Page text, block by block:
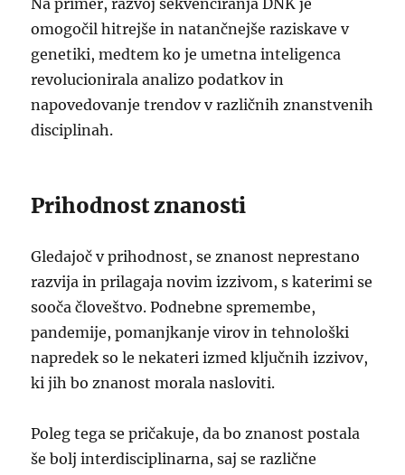
Na primer, razvoj sekvenciranja DNK je
omogočil hitrejše in natančnejše raziskave v
genetiki, medtem ko je umetna inteligenca
revolucionirala analizo podatkov in
napovedovanje trendov v različnih znanstvenih
disciplinah.
Prihodnost znanosti
Gledajoč v prihodnost, se znanost neprestano
razvija in prilagaja novim izzivom, s katerimi se
sooča človeštvo. Podnebne spremembe,
pandemije, pomanjkanje virov in tehnološki
napredek so le nekateri izmed ključnih izzivov,
ki jih bo znanost morala nasloviti.
Poleg tega se pričakuje, da bo znanost postala
še bolj interdisciplinarna, saj se različne